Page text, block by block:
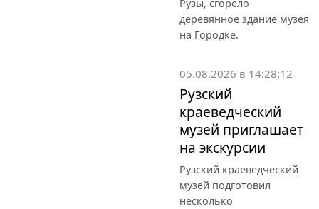
Рузы, сгорело
деревянное здание музея
на Городке.
05.08.2026 в 14:28:12
Рузский
краеведческий
музей приглашает
на экскурсии
Рузский краеведческий
музей подготовил
несколько